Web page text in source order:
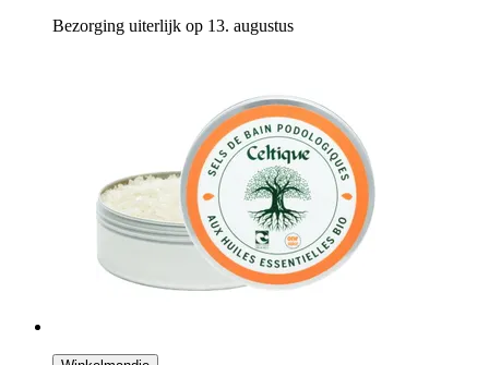
Bezorging uiterlijk op 13. augustus